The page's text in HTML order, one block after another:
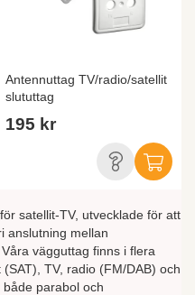
Antennuttag TV/radio/satellit
slututtag
195 kr
satellit-TV, utvecklade för att
anslutning mellan
vägguttag finns i flera
TV, radio (FM/DAB) och
parabol och